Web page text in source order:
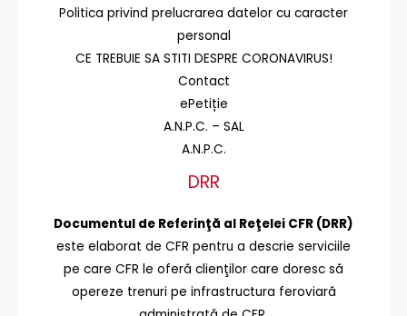
Politica privind prelucrarea datelor cu caracter
personal
CE TREBUIE SA STITI DESPRE CORONAVIRUS!
Contact
ePetiție
A.N.P.C. – SAL
A.N.P.C.
DRR
Documentul de Referinţă al Reţelei CFR (DRR)
este elaborat de CFR pentru a descrie serviciile
pe care CFR le oferă clienţilor care doresc să
opereze trenuri pe infrastructura feroviară